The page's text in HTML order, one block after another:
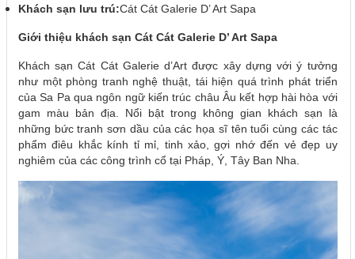
Khách sạn lưu trú:Cát Cát Galerie D’ Art Sapa
Giới thiệu khách sạn Cát Cát Galerie D’ Art Sapa
Khách sạn Cát Cát Galerie d’Art được xây dựng với ý tưởng
như một phòng tranh nghệ thuật, tái hiện quá trình phát triển
của Sa Pa qua ngôn ngữ kiến trúc châu Âu kết hợp hài hòa với
gam màu bản địa. Nổi bật trong không gian khách sạn là
những bức tranh sơn dầu của các họa sĩ tên tuổi cùng các tác
phẩm điêu khắc kính tỉ mỉ, tinh xảo, gợi nhớ đến vẻ đẹp uy
nghiêm của các công trình cổ tại Pháp, Ý, Tây Ban Nha.